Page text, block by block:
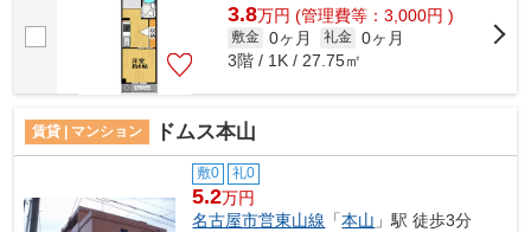
3.8万円 (管理費等：3,000円 )
敷金 0ヶ月 礼金 0ヶ月
3階 / 1K / 27.75㎡
賃貸 | マンション ドムス本山
敷0 礼0
5.2万円
名古屋市営東山線 「本山 」駅 徒歩3分